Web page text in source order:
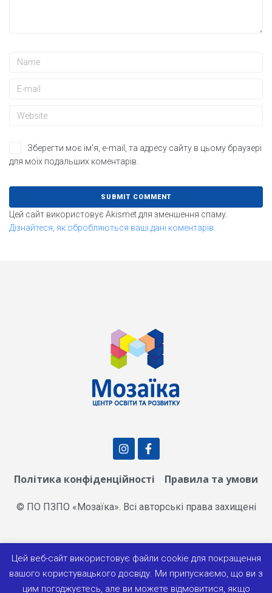
Зберегти моє ім'я, e-mail, та адресу сайту в цьому браузері
для моїх подальших коментарів.
Цей сайт використовує Akismet для зменшення спаму.
Дізнайтеся, як обробляються ваші дані коментарів.
Політика конфіденційності Правила та умови
© ПО ПЗПО «Мозаїка». Всі авторські права захищені
Цей веб-сайт використовує файли cookie для покращення
вашого користувацького досвіду. Ми припускаємо, що ви з
цим погоджуєтесь, але ви можете відмовитися, якщо